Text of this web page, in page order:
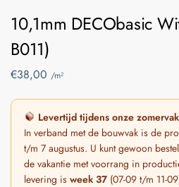
10,1mm DECObasic
B011)
€38,00 /m²
Levertijd tijdens onze
In verband met de bouwvak is de
t/m 7 augustus. U kunt gewoon
de vakantie met voorrang in
levering is week 37 (07-09 t/m 11-